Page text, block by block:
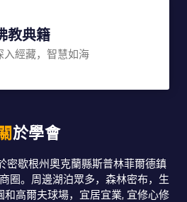
教典籍
入經藏，智慧如海
關於學會
密歇根州奧克蘭縣斯普林菲爾德鎮
圈。周邊湖泊眾多，森林密布，生
和高爾夫球場，宜居宜業, 宜修心修